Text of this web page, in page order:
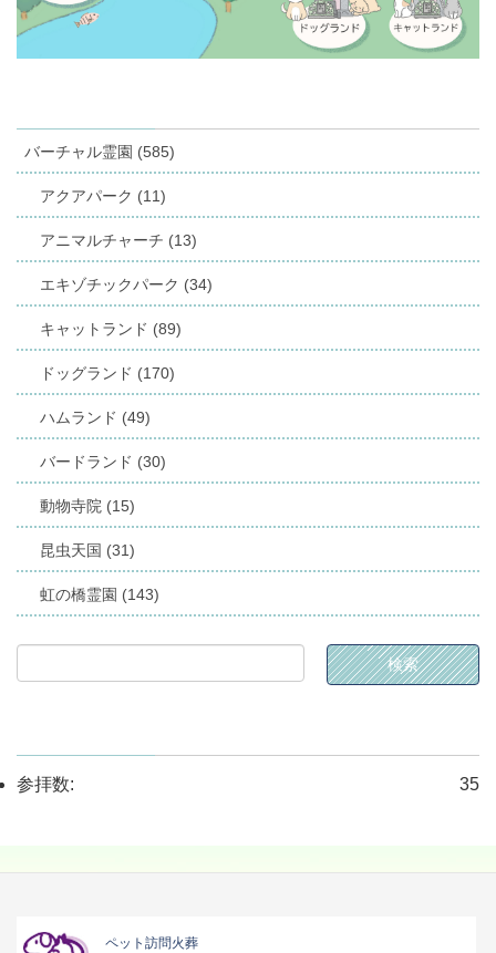
バーチャル霊園 (585)
アクアパーク (11)
アニマルチャーチ (13)
エキゾチックパーク (34)
キャットランド (89)
ドッグランド (170)
ハムランド (49)
バードランド (30)
動物寺院 (15)
昆虫天国 (31)
虹の橋霊園 (143)
35
参拝数:
ペット訪問火葬